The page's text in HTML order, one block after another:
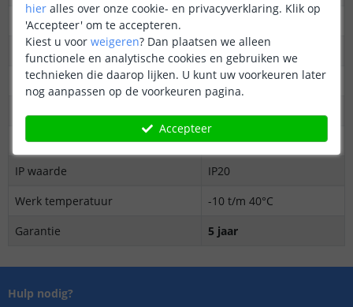
Uitgangssterkte (ampère)
Uitgangsvermogen (watt)
240W
Output type
Constante voltage
Controle afstand
30m
IP waarde
IP20
Werk temperatuur
-10 t/m 40°C
Garantie
5 jaar
Hulp nodig?
hier alles over onze cookie- en privacyverklaring. Klik op
'Accepteer' om te accepteren.
Kiest u voor weigeren? Dan plaatsen we alleen
functionele en analytische cookies en gebruiken we
technieken die daarop lijken. U kunt uw voorkeuren later
nog aanpassen op de voorkeuren pagina.
Accepteer